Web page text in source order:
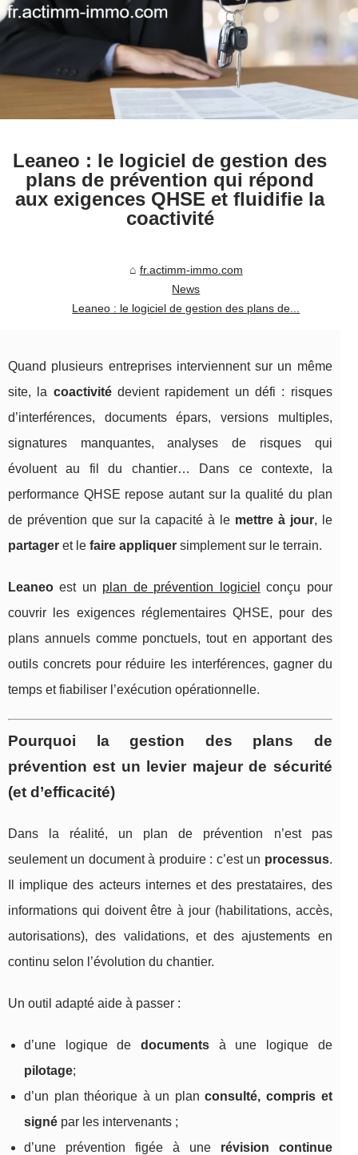
Leaneo : le logiciel de gestion des
plans de prévention qui répond
aux exigences QHSE et fluidifie la
coactivité
fr.actimm-immo.com
News
Leaneo : le logiciel de gestion des plans de...
Quand plusieurs entreprises interviennent sur un même
site, la coactivitédevient rapidement un défi : risques
d’interférences, documents épars, versions multiples,
signatures manquantes, analyses de risques qui
évoluent au fil du chantier… Dans ce contexte, la
performance QHSE repose autant sur la qualité du plan
de prévention que sur la capacité à le mettre à jour, le
partager et le faire appliquer simplement sur le terrain.
Leaneo est un plan de prévention logiciel
conçu pour
couvrir les exigences réglementaires QHSE, pour des
plans annuels comme ponctuels, tout en apportant des
outils concrets pour réduire les interférences, gagner du
temps et fiabiliser l’exécution opérationnelle.
Pourquoi la gestion des plans de
prévention est un levier majeur de sécurité
(et d’efficacité)
Dans la réalité, un plan de prévention n’est pas
seulement un document à produire : c’est un processus.
Il implique des acteurs internes et des prestataires, des
informations qui doivent être à jour (habilitations, accès,
autorisations), des validations, et des ajustements en
continu selon l’évolution du chantier.
Un outil adapté aide à passer :
d’une logique de documentsà une logique de
pilotage;
d’un plan théorique à un planconsulté, compris et
signé par les intervenants ;
d’une prévention figée à une révision continue